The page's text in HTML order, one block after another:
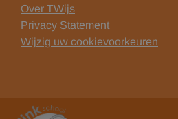
Over TWijs
Privacy Statement
Wijzig uw cookievoorkeuren